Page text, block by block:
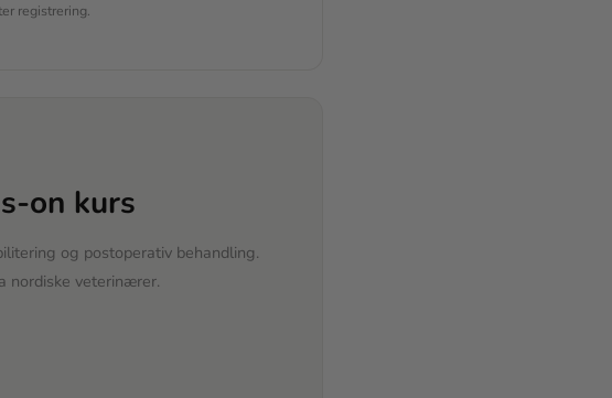
registrering.
on kurs
og postoperativ behandling.
nordiske veterinærer.